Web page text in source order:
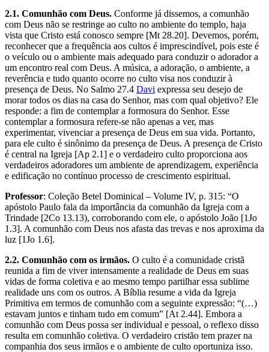
2.1. Comunhão com Deus. Conforme já dissemos, a comunhão
com Deus não se restringe ao culto no ambiente do templo, haja
vista que Cristo está conosco sempre [Mt 28.20]. Devemos, porém,
reconhecer que a frequência aos cultos é imprescindível, pois este é
o veículo ou o ambiente mais adequado para conduzir o adorador a
um encontro real com Deus. A música, a adoração, o ambiente, a
reverência e tudo quanto ocorre no culto visa nos conduzir à
presença de Deus. No Salmo 27.4 Davi expressa seu desejo de
morar todos os dias na casa do Senhor, mas com qual objetivo? Ele
responde: a fim de contemplar a formosura do Senhor. Esse
contemplar a formosura refere-se não apenas a ver, mas
experimentar, vivenciar a presença de Deus em sua vida. Portanto,
para ele culto é sinônimo da presença de Deus. A presença de Cristo
é central na Igreja [Ap 2.1] e o verdadeiro culto proporciona aos
verdadeiros adoradores um ambiente de aprendizagem, experiência
e edificação no contínuo processo de crescimento espiritual.
Professor: Coleção Betel Dominical – Volume IV, p. 315: “O
apóstolo Paulo fala da importância da comunhão da Igreja com a
Trindade [2Co 13.13), corroborando com ele, o apóstolo João [1Jo
1.3]. A comunhão com Deus nos afasta das trevas e nos aproxima da
luz [1Jo 1.6].
2.2. Comunhão com os irmãos. O culto é a comunidade cristã
reunida a fim de viver intensamente a realidade de Deus em suas
vidas de forma coletiva e ao mesmo tempo partilhar essa sublime
realidade uns com os outros. A Bíblia resume a vida da Igreja
Primitiva em termos de comunhão com a seguinte expressão: “(…)
estavam juntos e tinham tudo em comum” [At 2.44]. Embora a
comunhão com Deus possa ser individual e pessoal, o reflexo disso
resulta em comunhão coletiva. O verdadeiro cristão tem prazer na
companhia dos seus irmãos e o ambiente de culto oportuniza isso.